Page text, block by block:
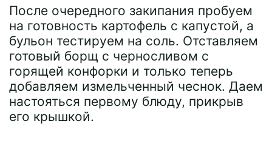
После очередного закипания пробуем
на готовность картофель с капустой, а
бульон тестируем на соль. Отставляем
готовый борщ с черносливом с
горящей конфорки и только теперь
добавляем измельченный чеснок. Даем
настояться первому блюду, прикрыв
его крышкой.